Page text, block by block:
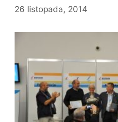
26 listopada, 2014